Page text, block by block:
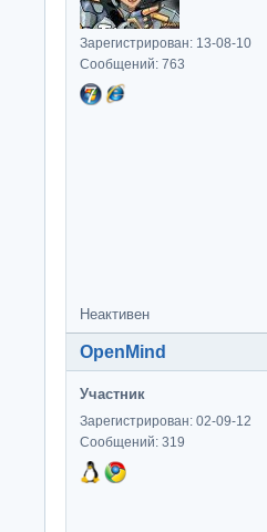
Зарегистрирован: 13-08-10
Сообщений: 763
Неактивен
OpenMind
Участник
Зарегистрирован: 02-09-12
Сообщений: 319